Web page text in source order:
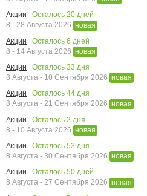
Акции
Осталось 20 дней
8 - 28 Августа 2026 новая
Акции
Осталось 6 дней
8 - 14 Августа 2026 новая
Акции
Осталось 33 дня
8 Августа - 10 Сентября 2026 новая
Акции
Осталось 44 дня
8 Августа - 21 Сентября 2026 новая
Акции
Осталось 2 дня
8 - 10 Августа 2026 новая
Акции
Осталось 53 дня
8 Августа - 30 Сентября 2026 новая
Акции
Осталось 50 дней
8 Августа - 27 Сентября 2026 новая